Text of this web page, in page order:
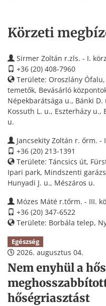
Körzeti
Sirmer Zoltán r.zls. - I.
+36 (20) 408-7960
Területe: Oroszlány
temetők, Bevásárló
Népekbarátsága u., Bánki
Kossuth L. u., Eszterházy
u.
Jancsekity Zoltán r. őrm.
+36 (20) 213-1391
Területe: Táncsics út,
Ipari park, Mindszenti
Hunyadi J. u., Mészáros u.
Mózes Máté r.tőrm. - III.
+36 (20) 347-6522
Területe: Borbála telep,
Egészség
2026. augusztus 04.
Nem enyhül a
hőségriasztást